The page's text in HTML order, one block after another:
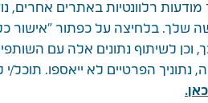
מודעות רלוונטיות באתרים
שלך. בלחיצה על כפתור "אישור כל
וכן לשיתוף נתונים אלה עם
נתוניך הפרטיים לא ייאספו.